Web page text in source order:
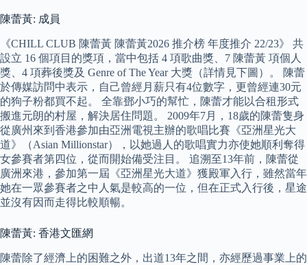
陳蕾黃: 成員
《CHILL CLUB 陳蕾黃 陳蕾黃2026 推介榜 年度推介 22/23》 共
設立 16 個項目的獎項，當中包括 4 項歌曲獎、7 陳蕾黃 項個人
獎、4 項葬後獎及 Genre of The Year 大獎（詳情見下圖）。 陳蕾
於傳媒訪問中表示，自己曾經月薪只有4位數字，更曾經連30元
的狗子粉都買不起。 全靠鄧小巧的幫忙，陳蕾才能以合租形式
搬進元朗的村屋，解決居住問題。 2009年7月，18歲的陳蕾隻身
從廣州來到香港參加由亞洲電視主辦的歌唱比賽《亞洲星光大
道》（Asian Millionstar），以她過人的歌唱實力亦使她順利奪得
女參賽者第四位，從而開始備受注目。 追溯至13年前，陳蕾從
廣洲來港，參加第一屆《亞洲星光大道》獲殿軍入行，雖然當年
她在一眾參賽者之中人氣是較高的一位，但在正式入行後，星途
並沒有因而走得比較順暢。
陳蕾黃: 香港文匯網
陳蕾除了經濟上的困難之外，出道13年之間，亦經歷過事業上的